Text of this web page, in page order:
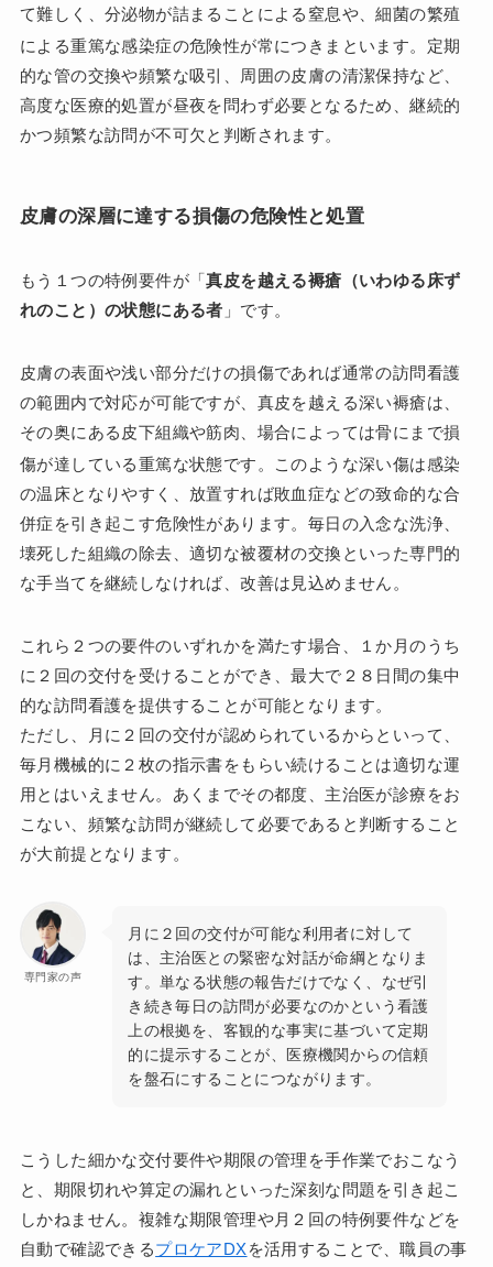
て難しく、分泌物が詰まることによる窒息や、細菌の繁殖
による重篤な感染症の危険性が常につきまといます。定期
的な管の交換や頻繁な吸引、周囲の皮膚の清潔保持など、
高度な医療的処置が昼夜を問わず必要となるため、継続的
かつ頻繁な訪問が不可欠と判断されます。
皮膚の深層に達する損傷の危険性と処置
もう１つの特例要件が「真皮を越える褥瘡（いわゆる床ず
れのこと）の状態にある者 」です。
皮膚の表面や浅い部分だけの損傷であれば通常の訪問看護
の範囲内で対応が可能ですが、真皮を越える深い褥瘡は、
その奥にある皮下組織や筋肉、場合によっては骨にまで損
傷が達している重篤な状態です 。このような深い傷は感染
の温床となりやすく、放置すれば敗血症などの致命的な合
併症を引き起こす危険性があります。毎日の入念な洗浄、
壊死した組織の除去、適切な被覆材の交換といった専門的
な手当てを継続しなければ、改善は見込めません。
これら２つの要件のいずれかを満たす場合、１か月のうち
に２回の交付を受けることができ、最大で２８日間の集中
的な訪問看護を提供することが可能となります。
ただし、月に２回の交付が認められているからといって、
毎月機械的に２枚の指示書をもらい続けることは適切な運
用とはいえません。あくまでその都度、主治医が診療をお
こない、頻繁な訪問が継続して必要であると判断すること
が大前提となります。
専門家の声
月に２回の交付が可能な利用者に対して
は、主治医との緊密な対話が命綱となりま
す。単なる状態の報告だけでなく、なぜ引
き続き毎日の訪問が必要なのかという看護
上の根拠を、客観的な事実に基づいて定期
的に提示することが、医療機関からの信頼
を盤石にすることにつながります。
こうした細かな交付要件や期限の管理を手作業でおこなう
と、期限切れや算定の漏れといった深刻な問題を引き起こ
しかねません。複雑な期限管理や月２回の特例要件などを
自動で確認できるプロケアDXを活用することで、職員の事